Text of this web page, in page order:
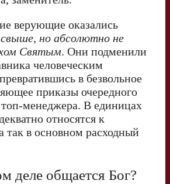
верующие оказались
но абсолютно не
Святым. Они подменили
человеческим
в безвольное
приказы очередного
топ-менеджера. В единицах
относятся к
так в основном расходный
деле общается Бог?